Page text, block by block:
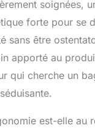
ranger
soignées,
forte pour se
sans être
apporté au
qui cherche un
est-elle au